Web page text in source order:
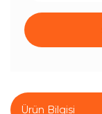
Ürün Bilgisi